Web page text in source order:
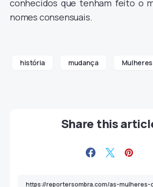
conhecidos que tenham feito o
nomes consensuais.
história mudança Mulheres
Share this